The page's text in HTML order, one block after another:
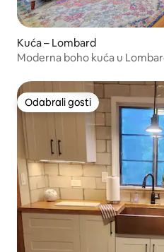
Kuća – Lombard
Moderna boho kuća u
Odabrali gosti
Odabrali gosti